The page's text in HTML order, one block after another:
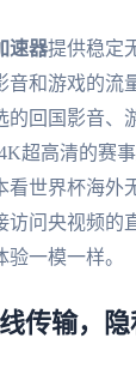
速器提供稳定
音和游戏的流
回国影音、
超高清的赛
看世界杯海外
访问央视频的
一模一样。
传输，